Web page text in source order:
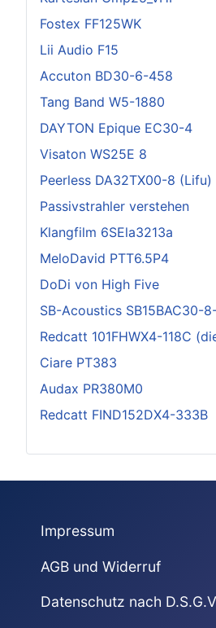
Fostex FF125WK
Lii Audio F15
Accuton BD30-6-458
Tang Band W5-1880
DAYTON Epique EC30-4
Visaton WS25E 8
Peerless DA32TX00-8 (Lifu)
Passivstrahler verstehen
Klangfilm 6SEla3213a
MeloDavid PTT6.5P4
DoDi von High Five
SB-Acoustics SB15BAC30-
Redcatt 101FHWX4-118C
Ciare PT383
Audax PR380M0
Redcatt FIND152DX4-333B
Impressum
AGB und Widerruf
Datenschutz nach